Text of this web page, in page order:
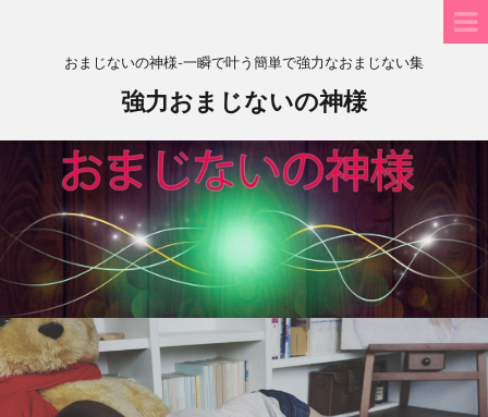
おまじないの神様-一瞬で叶う簡単で強力なおまじない集
強力おまじないの神様